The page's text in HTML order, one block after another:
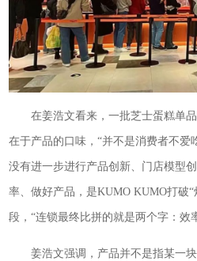
在姜浩文看来，一批芝士蛋糕单品
在于产品的口味，“并不是消费者不爱
没有进一步进行产品创新、门店模型
率、做好产品，是KUMO KUMO打破
段，“连锁最终比拼的就是两个字：效
姜浩文强调，产品并不是指某一块